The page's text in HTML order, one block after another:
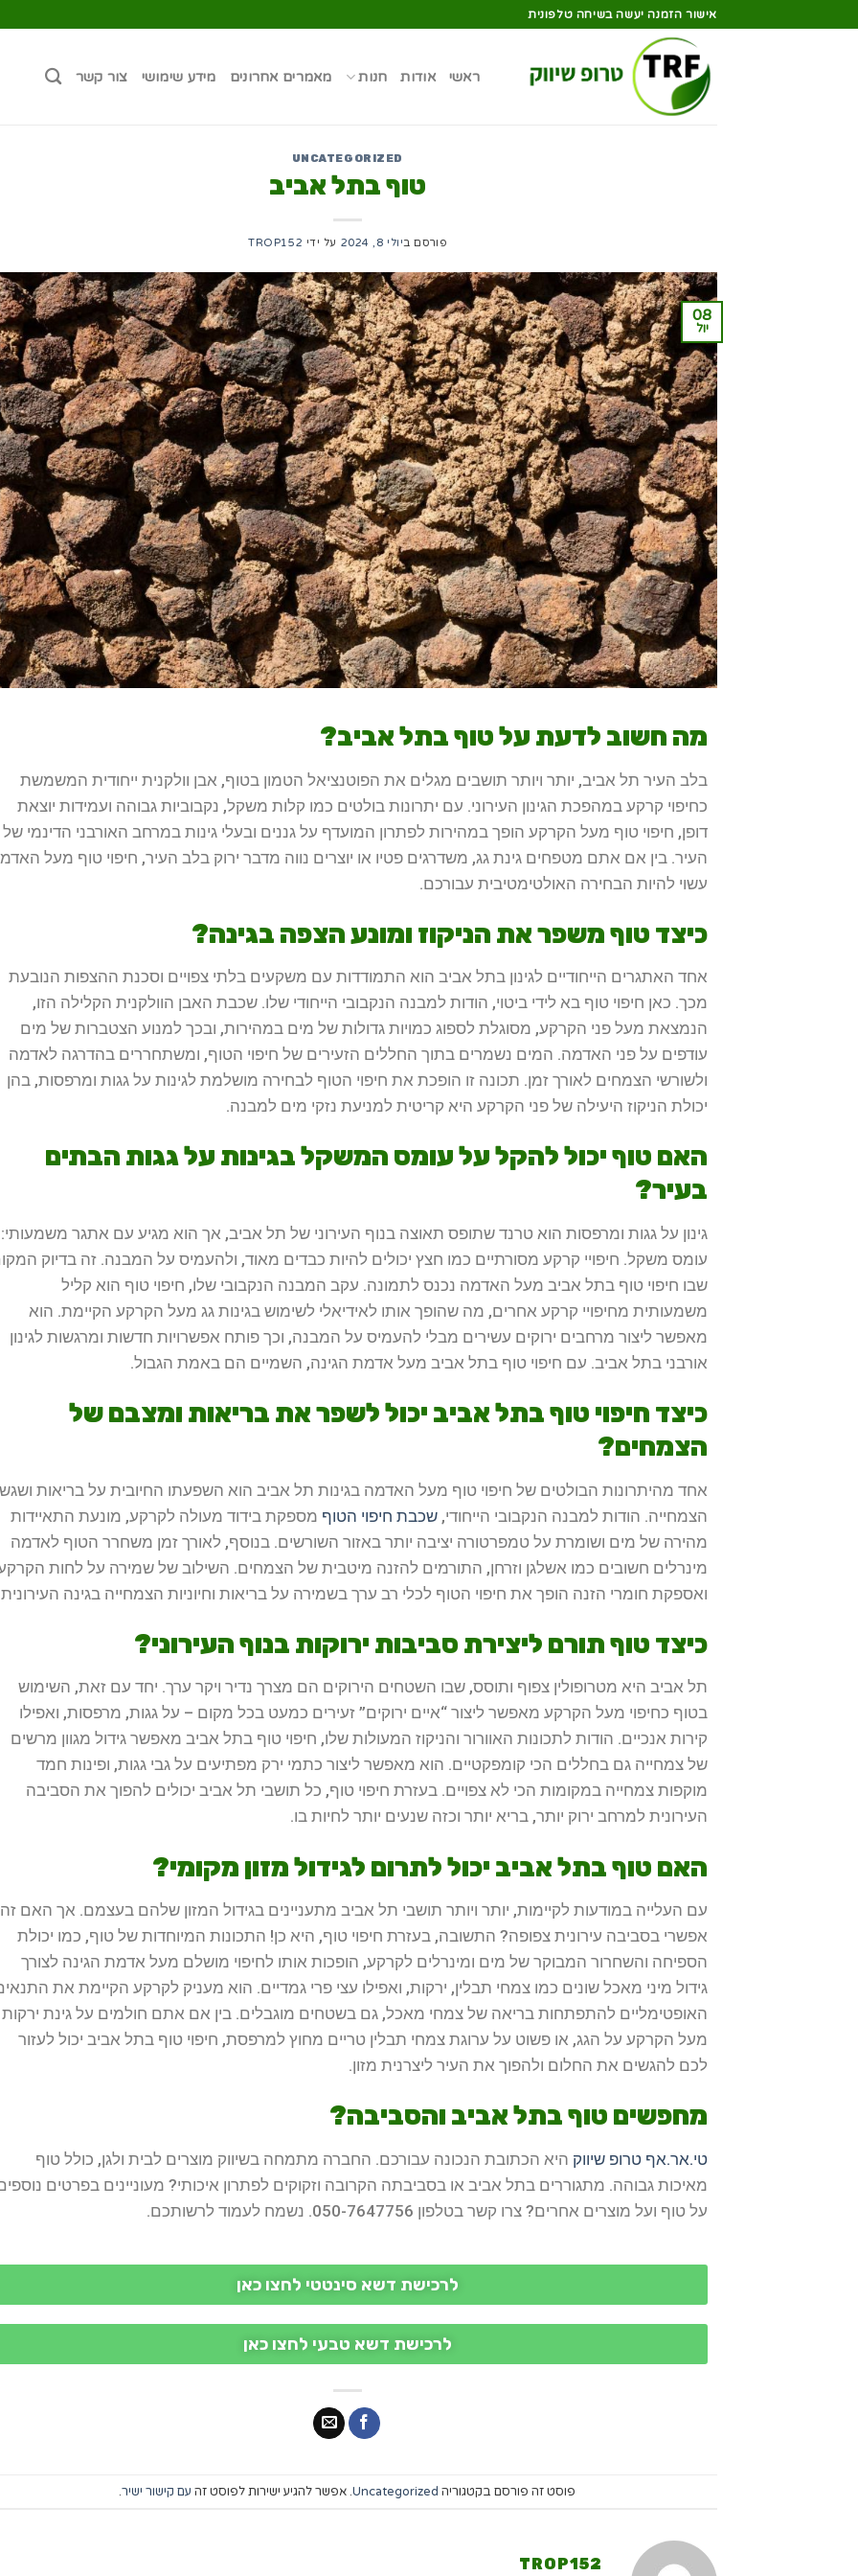
אישור הזמנה יעשה בשיחה טלפונית
ראשי אודות חנות מאמרים אחרונים מידע שימושי צור קשר
UNCATEGORIZED
טוף בתל אביב
פורסם ביולי 8, 2024 על ידי TROP152
08
יול
מה חשוב לדעת על טוף בתל אביב?
בלב העיר תל אביב, יותר ויותר תושבים מגלים את הפוטנציאל הטמון בטוף, אבן וולקנית ייחודית המשמשת
כחיפוי קרקע במהפכת הגינון העירוני. עם יתרונות בולטים כמו קלות משקל, נקבוביות גבוהה ועמידות יוצאת
דופן, חיפוי טוף מעל הקרקע הופך במהירות לפתרון המועדף על גננים ובעלי גינות במרחב האורבני הדינמי של
העיר. בין אם אתם מטפחים גינת גג, משדרגים פטיו או יוצרים נווה מדבר ירוק בלב העיר, חיפוי טוף מעל
עשוי להיות הבחירה האולטימטיבית עבורכם.
כיצד טוף משפר את הניקוז ומונע הצפה בגינה?
אחד האתגרים הייחודיים לגינון בתל אביב הוא התמודדות עם משקעים בלתי צפויים וסכנת ההצפות הנובעת
מכך. כאן חיפוי טוף בא לידי ביטוי, הודות למבנה הנקבובי הייחודי שלו. שכבת האבן הוולקנית הקלילה הזו,
הנמצאת מעל פני הקרקע, מסוגלת לספוג כמויות גדולות של מים במהירות, ובכך למנוע הצטברות של מים
עודפים על פני האדמה. המים נשמרים בתוך החללים הזעירים של חיפוי הטוף, ומשתחררים בהדרגה לאדמה
ולשורשי הצמחים לאורך זמן. תכונה זו הופכת את חיפוי הטוף לבחירה מושלמת לגינות על גגות ומרפסות, בהן
יכולת הניקוז היעילה של פני הקרקע היא קריטית למניעת נזקי מים למבנה.
האם טוף יכול להקל על עומס המשקל בגינות על גגות הבתים
בעיר?
גינון על גגות ומרפסות הוא טרנד שתופס תאוצה בנוף העירוני של תל אביב, אך הוא מגיע עם אתגר משמעותי:
עומס משקל. חיפויי קרקע מסורתיים כמו חצץ יכולים להיות כבדים מאוד, ולהעמיס על המבנה. זה בדיוק
שבו חיפוי טוף בתל אביב מעל האדמה נכנס לתמונה. עקב המבנה הנקבובי שלו, חיפוי טוף הוא קליל
משמעותית מחיפויי קרקע אחרים, מה שהופך אותו לאידיאלי לשימוש בגינות גג מעל הקרקע הקיימת. הוא
מאפשר ליצור מרחבים ירוקים עשירים מבלי להעמיס על המבנה, וכך פותח אפשרויות חדשות ומרגשות לגינון
אורבני בתל אביב. עם חיפוי טוף בתל אביב מעל אדמת הגינה, השמיים הם באמת הגבול.
כיצד חיפוי טוף בתל אביב יכול לשפר את בריאות ומצבם של
הצמחים?
אחד מהיתרונות הבולטים של חיפוי טוף מעל האדמה בגינות תל אביב הוא השפעתו החיובית על בריאות
הצמחייה. הודות למבנה הנקבובי הייחודי, שכבת חיפוי הטוף מספקת בידוד מעולה לקרקע, מונעת התאיידות
מהירה של מים ושומרת על טמפרטורה יציבה יותר באזור השורשים. בנוסף, לאורך זמן משחרר הטוף לאדמה
מינרלים חשובים כמו אשלגן וזרחן, התורמים להזנה מיטבית של הצמחים. השילוב של שמירה על לחות
ואספקת חומרי הזנה הופך את חיפוי הטוף לכלי רב ערך בשמירה על בריאות וחיוניות הצמחייה בגינה
כיצד טוף תורם ליצירת סביבות ירוקות בנוף העירוני?
תל אביב היא מטרופולין צפוף ותוסס, שבו השטחים הירוקים הם מצרך נדיר ויקר ערך. יחד עם זאת, השימוש
בטוף כחיפוי מעל הקרקע מאפשר ליצור “איים ירוקים” זעירים כמעט בכל מקום – על גגות, מרפסות, ואפילו
קירות אנכיים. הודות לתכונות האוורור והניקוז המעולות שלו, חיפוי טוף בתל אביב מאפשר גידול מגוון מרשים
של צמחייה גם בחללים הכי קומפקטיים. הוא מאפשר ליצור כתמי ירק מפתיעים על גבי גגות, ופינות חמד
מוקפות צמחייה במקומות הכי לא צפויים. בעזרת חיפוי טוף, כל תושבי תל אביב יכולים להפוך את הסביבה
העירונית למרחב ירוק יותר, בריא יותר וכזה שנעים יותר לחיות בו.
האם טוף בתל אביב יכול לתרום לגידול מזון מקומי?
עם העלייה במודעות לקיימות, יותר ויותר תושבי תל אביב מתעניינים בגידול המזון שלהם בעצמם. אך האם זה
אפשרי בסביבה עירונית צפופה? התשובה, בעזרת חיפוי טוף, היא כן! התכונות המיוחדות של טוף, כמו יכולת
הספיחה והשחרור המבוקר של מים ומינרלים לקרקע, הופכות אותו לחיפוי מושלם מעל אדמת הגינה לצורך
גידול מיני מאכל שונים כמו צמחי תבלין, ירקות, ואפילו עצי פרי גמדיים. הוא מעניק לקרקע הקיימת את
האופטימליים להתפתחות בריאה של צמחי מאכל, גם בשטחים מוגבלים. בין אם אתם חולמים על גינת ירקות
מעל הקרקע על הגג, או פשוט על ערוגת צמחי תבלין טריים מחוץ למרפסת, חיפוי טוף בתל אביב יכול לעזור
לכם להגשים את החלום ולהפוך את העיר ליצרנית מזון.
מחפשים טוף בתל אביב והסביבה?
טי.אר.אף טרופ שיווק היא הכתובת הנכונה עבורכם. החברה מתמחה בשיווק מוצרים לבית ולגן, כולל טוף
מאיכות גבוהה. מתגוררים בתל אביב או בסביבתה הקרובה וזקוקים לפתרון איכותי? מעוניינים בפרטים
על טוף ועל מוצרים אחרים? צרו קשר בטלפון 050-7647756. נשמח לעמוד לרשותכם.
לרכישת דשא סינטטי לחצו כאן
לרכישת דשא טבעי לחצו כאן
פוסט זה פורסם בקטגוריה Uncategorized. אפשר להגיע ישירות לפוסט זה עם קישור ישיר.
TROP152